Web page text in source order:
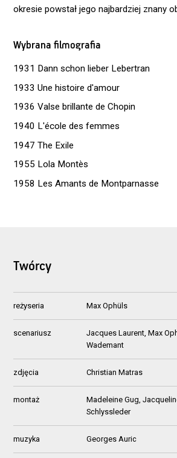
okresie powstał jego najbardziej znany
Wybrana filmografia
1931 Dann schon lieber Lebertran
1933 Une histoire d'amour
1936 Valse brillante de Chopin
1940 L'école des femmes
1947 The Exile
1955 Lola Montès
1958 Les Amants de Montparnasse
Twórcy
reżyseria Max Ophüls
scenariusz
Jacques Laurent, Max
Wademant
zdjęcia Christian Matras
montaż
Madeleine Gug,
Schlyssleder
muzyka Georges Auric